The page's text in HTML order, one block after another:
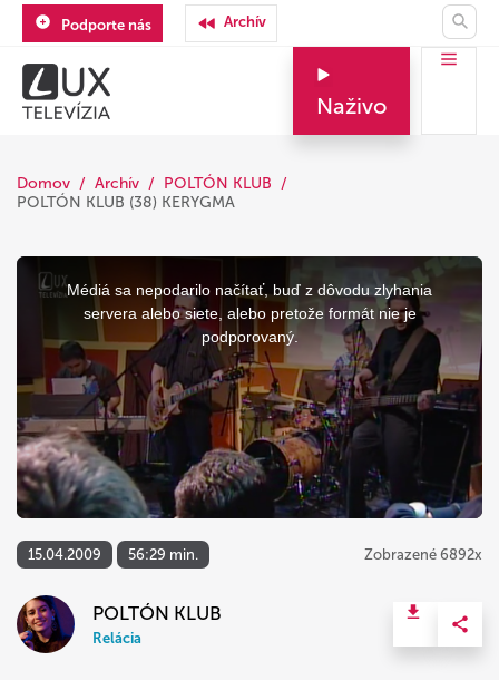
Podporte nás Archív
Naživo
Domov Archív
POLTÓN KLUB
POLTÓN KLUB (38) KERYGMA
This
modal
Médiá sa nepodarilo načítať, buď z dôvodu zlyhania
servera alebo siete, alebo pretože formát nie je
podporovaný.
15.04.2009 56:29 min. Zobrazené 6892x
POLTÓN KLUB
Relácia